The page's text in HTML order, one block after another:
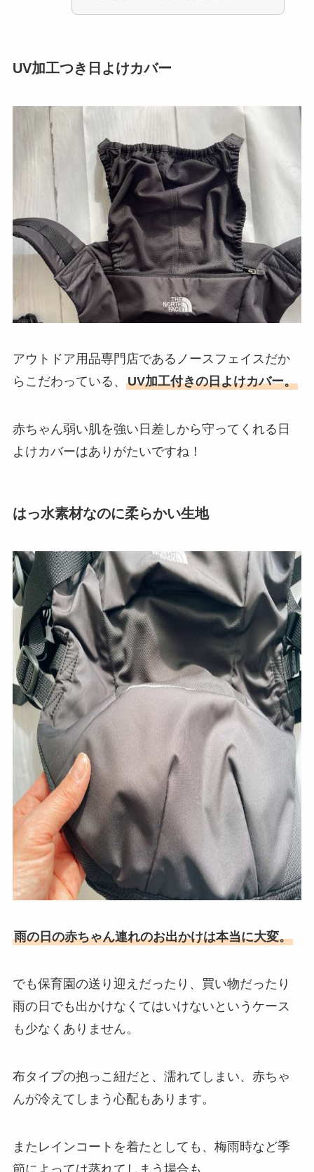
UV加工つき日よけカバー
アウトドア用品専門店であるノースフェイスだか
らこだわっている、 UV加工付きの日よけカバー。
赤ちゃん弱い肌を強い日差しから守ってくれる日
よけカバーはありがたいですね！
はっ水素材なのに柔らかい生地
雨の日の赤ちゃん連れのお出かけは本当に大変。
でも保育園の送り迎えだったり、買い物だったり
雨の日でも出かけなくてはいけないというケース
も少なくありません。
布タイプの抱っこ紐だと、濡れてしまい、赤ちゃ
んが冷えてしまう心配もあります。
またレインコートを着たとしても、梅雨時など季